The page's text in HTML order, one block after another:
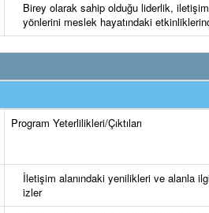
Birey olarak sahip olduğu liderlik,
yönlerini meslek hayatındaki
Program Yeterlilikleri/Çıktıları
İletişim alanındaki yenilikleri ve alanla
izler